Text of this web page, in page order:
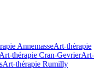
AnnemasseArt-thérapie
thérapie Cran-GevrierArt-
Art-thérapie Rumilly